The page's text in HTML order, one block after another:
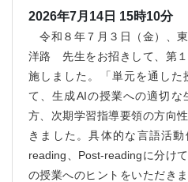
2026年7月14日 15時10分
令和８年７月３日（金）
洋路 先生をお招きして、第
施しました。「単元を通した
て、生成AIの授業への適切な
方、次期学習指導要領の方向
きました。具体的な言語活
reading、Post-readingに分け
の授業へのヒントをいただき